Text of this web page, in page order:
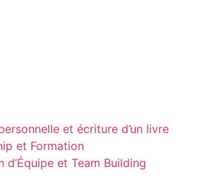
et écriture d’un livre
et Formation
d’Équipe et Team Building